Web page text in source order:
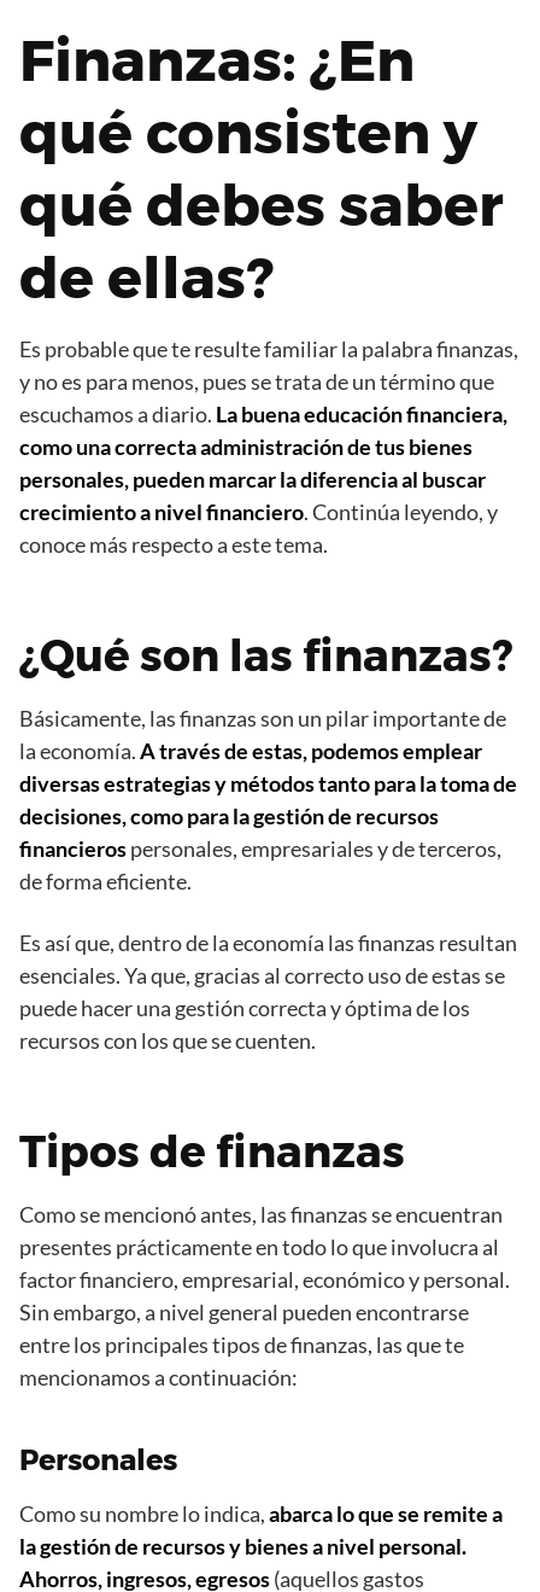
Finanzas: ¿En
qué consisten y
qué debes saber
de ellas?
Es probable que te resulte familiar la palabra finanzas,
y no es para menos, pues se trata de un término que
escuchamos a diario. La buena educación financiera,
como una correcta administración de tus bienes
personales, pueden marcar la diferencia al buscar
crecimiento a nivel financiero. Continúa leyendo, y
conoce más respecto a este tema.
¿Qué son las finanzas?
Básicamente, las finanzas son un pilar importante de
la economía.A través de estas, podemos emplear
diversas estrategias y métodos tanto para la toma de
decisiones, como para la gestión de recursos
financierospersonales, empresariales y de terceros,
de forma eficiente.
Es así que, dentro de la economía las finanzas resultan
esenciales. Ya que, gracias al correcto uso de estas se
puede hacer una gestión correcta y óptima de los
recursos con los que se cuenten.
Tipos de finanzas
Como se mencionó antes, las finanzas se encuentran
presentes prácticamente en todo lo que involucra al
factor financiero, empresarial, económico y personal.
Sin embargo, a nivel general pueden encontrarse
entre los principales tipos de finanzas, las que te
mencionamos a continuación:
Personales
Como su nombre lo indica,abarca lo que se remite a
la gestión de recursos y bienes a nivel personal.
Ahorros, ingresos, egresos(aquellos gastos